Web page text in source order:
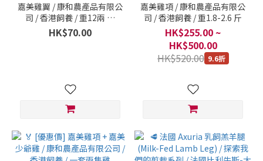
嘉美雞翼 / 康和農產品有限公
司 / 香港飼養 / 重12兩 盒
(400克)
HK$70.00
嘉美雞項 / 康和農產品有限公
司 / 香港飼養 / 重1.8-2.6 斤
HK$255.00 ~
HK$500.00
HK$520.00 9.6折